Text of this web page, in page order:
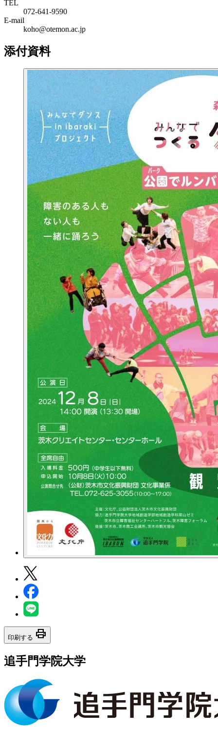
TEL
072-641-9590
E-mail
koho@otemon.ac.jp
添付資料
印刷する print
追手門学院大学